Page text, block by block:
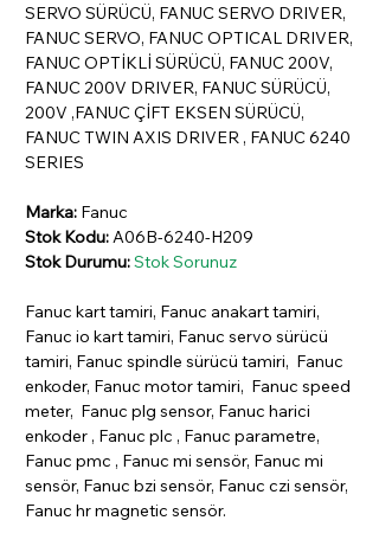
SERVO SÜRÜCÜ, FANUC SERVO DRIVER,
FANUC SERVO, FANUC OPTICAL DRIVER,
FANUC OPTİKLİ SÜRÜCÜ, FANUC 200V,
FANUC 200V DRIVER, FANUC SÜRÜCÜ,
200V ,FANUC ÇİFT EKSEN SÜRÜCÜ,
FANUC TWIN AXIS DRIVER , FANUC 6240
SERIES
Marka: Fanuc
Stok Kodu:A06B-6240-H209
Stok Durumu:Stok Sorunuz
Fanuc kart tamiri, Fanuc anakart tamiri,
Fanuc io kart tamiri, Fanuc servo sürücü
tamiri, Fanuc spindle sürücü tamiri, Fanuc
enkoder, Fanuc motor tamiri, Fanuc speed
meter, Fanuc plg sensor, Fanuc harici
enkoder , Fanuc plc , Fanuc parametre,
Fanuc pmc , Fanuc mi sensör, Fanuc mi
sensör, Fanuc bzi sensör, Fanuc czi sensör,
Fanuc hr magnetic sensör.